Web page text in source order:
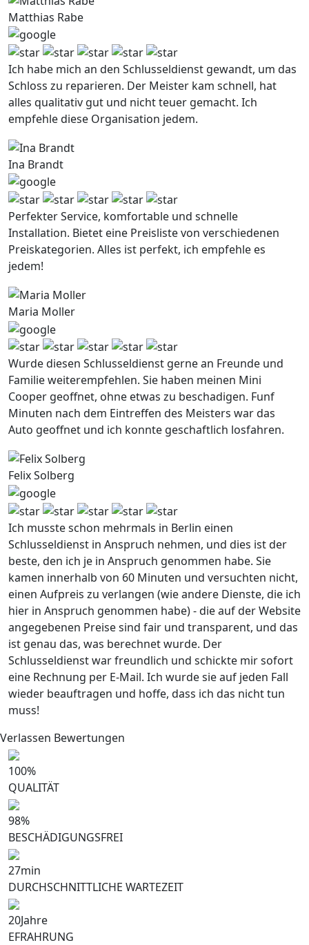
Matthias Rabe
Ich habe mich an den Schlusseldienst gewandt, um das
Schloss zu reparieren. Der Meister kam schnell, hat
alles qualitativ gut und nicht teuer gemacht. Ich
empfehle diese Organisation jedem.
Ina Brandt
Perfekter Service, komfortable und schnelle
Installation. Bietet eine Preisliste von verschiedenen
Preiskategorien. Alles ist perfekt, ich empfehle es
jedem!
Maria Moller
Wurde diesen Schlusseldienst gerne an Freunde und
Familie weiterempfehlen. Sie haben meinen Mini
Cooper geoffnet, ohne etwas zu beschadigen. Funf
Minuten nach dem Eintreffen des Meisters war das
Auto geoffnet und ich konnte geschaftlich losfahren.
Felix Solberg
Ich musste schon mehrmals in Berlin einen
Schlusseldienst in Anspruch nehmen, und dies ist der
beste, den ich je in Anspruch genommen habe. Sie
kamen innerhalb von 60 Minuten und versuchten nicht,
einen Aufpreis zu verlangen (wie andere Dienste, die ich
hier in Anspruch genommen habe) - die auf der Website
angegebenen Preise sind fair und transparent, und das
ist genau das, was berechnet wurde. Der
Schlusseldienst war freundlich und schickte mir sofort
eine Rechnung per E-Mail. Ich wurde sie auf jeden Fall
wieder beauftragen und hoffe, dass ich das nicht tun
muss!
Verlassen Bewertungen
100%
QUALITÄT
98%
BESCHÄDIGUNGSFREI
27min
DURCHSCHNITTLICHE WARTEZEIT
20Jahre
EFRAHRUNG